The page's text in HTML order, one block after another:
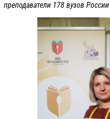
преподаватели 178 вузов